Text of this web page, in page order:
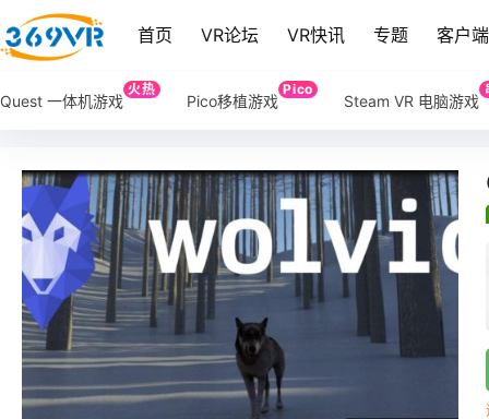
首页 VR论坛 VR快讯 专题 客户
Quest 一体机游戏
火热
Pico移植游戏
Pico
Steam VR 电脑游戏